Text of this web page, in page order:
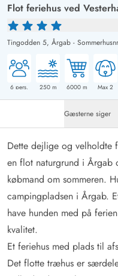
Flot feriehus ved
Tingodden 5, Årgab -
6 pers. 250m 6000m Max 2
Gæsterne siger
Dette dejlige og velholdte
en flot naturgrund i Årgab
købmand om sommeren.
campingpladsen i Årgab.
have hunden med på
kvalitet.
Et feriehus med plads til
Det flotte træhus er